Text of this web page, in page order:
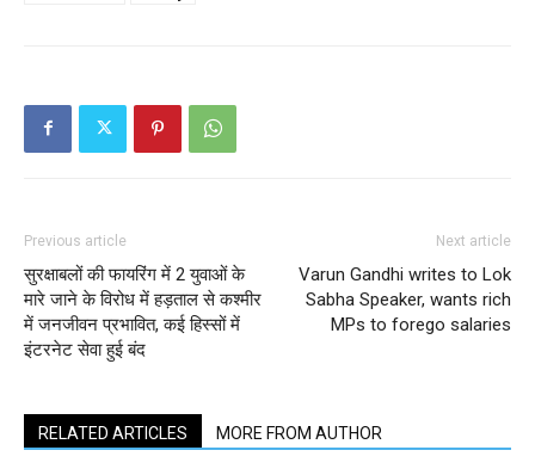
Previous article
सुरक्षाबलों की फायरिंग में 2 युवाओं के
मारे जाने के विरोध में हड़ताल से कश्मीर
में जनजीवन प्रभावित, कई हिस्सों में
इंटरनेट सेवा हुई बंद
Next article
Varun Gandhi writes to Lok
Sabha Speaker, wants rich
MPs to forego salaries
RELATED ARTICLES MORE FROM AUTHOR